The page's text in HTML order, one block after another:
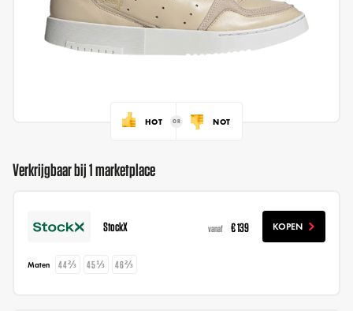
HOT NOT
Verkrijgbaar bij 1 marketplace
StockX vanaf € 139 KOPEN
Maten 44⅔ 45⅓ 46⅔